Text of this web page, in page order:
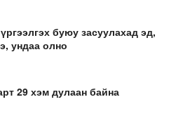
буюу засуулахад эд,
ундаа олно
29 хэм дулаан байна